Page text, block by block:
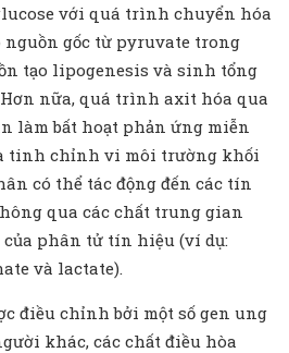
với quá trình chuyển hóa
nguồn gốc từ pyruvate trong
tạo lipogenesis và sinh tổng
nữa, quá trình axit hóa qua
làm bất hoạt phản ứng miễn
tinh chỉnh vi môi trường khối
có thể tác động đến các tín
qua các chất trung gian
của phân tử tín hiệu (ví dụ:
và lactate).
điều chỉnh bởi một số gen ung
khác, các chất điều hòa